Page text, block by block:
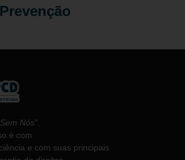
Nós”
é com
e com suas principais